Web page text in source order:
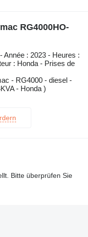
RG4000HO-
Année : 2023 - Heures :
: Honda - Prises de
- RG4000 - diesel -
- Honda )
Bitte überprüfen Sie